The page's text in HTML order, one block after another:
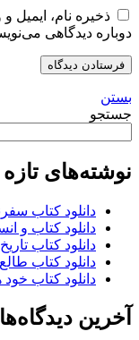
ذخیره نام، ایمیل
دوباره دیدگاهی
بستن
جستجو
نوشته‌های تازه
دانلود کتاب
دانلود کتاب و
دانلود کتاب
دانلود کتاب
دانلود کتاب خود
آخرین دیدگاه‌ها